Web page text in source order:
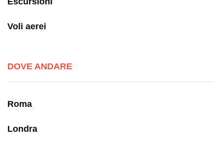
Voli aerei
DOVE ANDARE
Roma
Londra